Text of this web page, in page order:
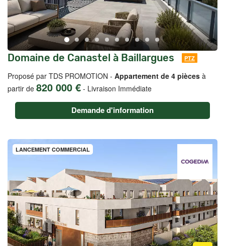
Domaine de Canastel à Baillargues PTZ
Proposé par TDS PROMOTION - Appartement de 4 pièces à
partir de 820 000 € - Livraison Immédiate
Demande d'information
LANCEMENT COMMERCIAL